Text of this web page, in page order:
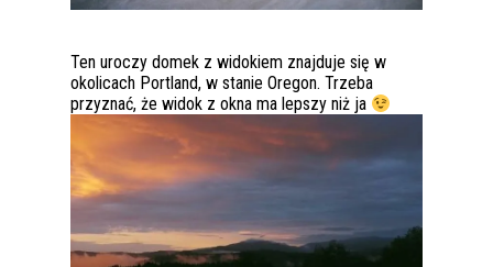
Ten uroczy domek z widokiem znajduje się w
okolicach Portland, w stanie Oregon. Trzeba
przyznać, że widok z okna ma lepszy niż ja